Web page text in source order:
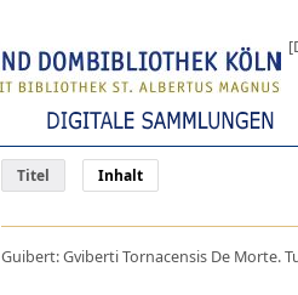
Titel Inhalt
Guibert: Gviberti Tornacensis De Morte.